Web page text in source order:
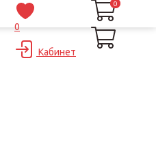
0
Кабинет
0
0